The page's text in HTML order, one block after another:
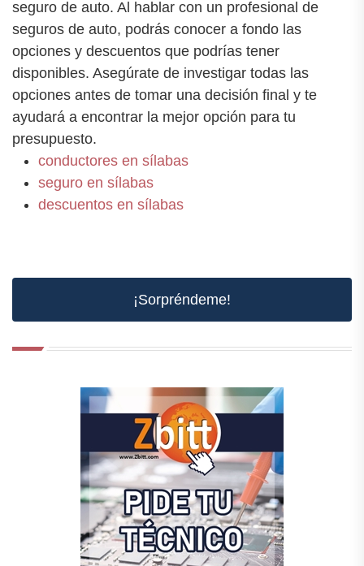
seguro de auto. Al hablar con un profesional de
seguros de auto, podrás conocer a fondo las
opciones y descuentos que podrías tener
disponibles. Asegúrate de investigar todas las
opciones antes de tomar una decisión final y te
ayudará a encontrar la mejor opción para tu
presupuesto.
conductores en sílabas
seguro en sílabas
descuentos en sílabas
¡Sorpréndeme!